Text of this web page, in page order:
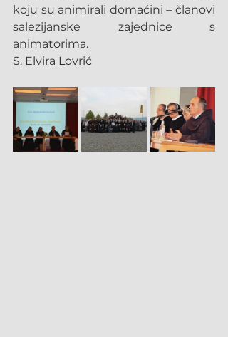
koju su animirali domaćini – članovi
salezijanske zajednice s
animatorima.
S. Elvira Lovrić